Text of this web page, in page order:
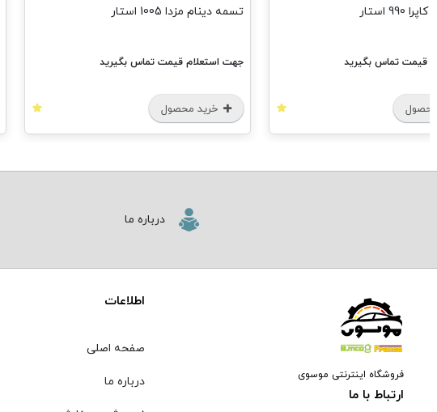
استار
قیمت تماس بگیرید
تسمه دینام مزدا 1005 استار
جهت استعلام قیمت تماس بگیرید
خرید محصول
درباره ما
فروشگاه اینترنتی موسوی
ارتباط با ما
اطلاعات
صفحه اصلی
درباره ما